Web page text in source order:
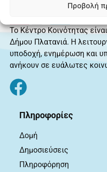
Προβολή
Το Κέντρο Κοινότητας
Δήμου Πλατανιά. Η
υποδοχή, ενημέρωση και
ανήκουν σε ευάλωτες
Πληροφορίες
Δομή
Δημοσιεύσεις
Πληροφόρηση